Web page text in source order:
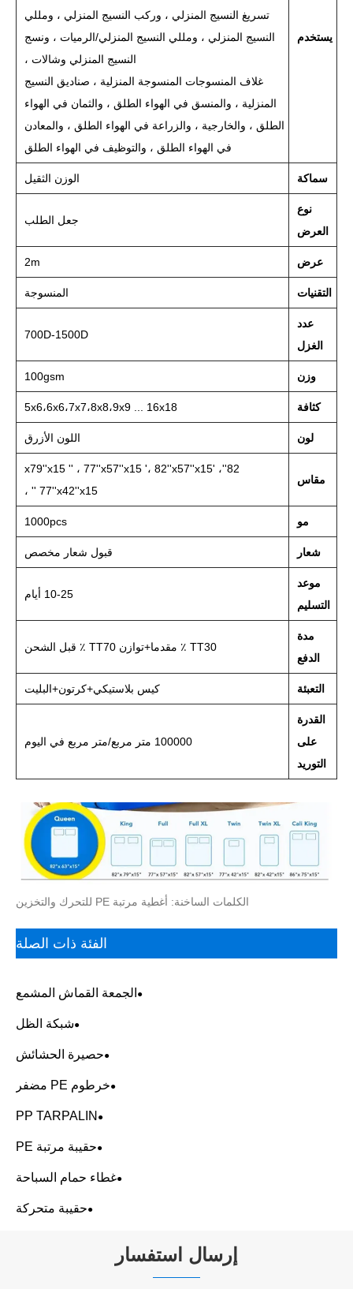
يستخدم
تسريغ النسيج المنزلي ، وركب النسيج المنزلي ، ومللي
النسيج المنزلي ، ومللي النسيج المنزلي/الرميات ، ونسج
النسيج المنزلي وشالات ،
غلاف المنسوجات المنسوجة المنزلية ، صناديق النسيج
المنزلية ، والمنسق في الهواء الطلق ، والثمان في الهواء
الطلق ، والخارجية ، والزراعة في الهواء الطلق ، والمعادن
في الهواء الطلق ، والتوظيف في الهواء الطلق
سماكة الوزن الثقيل
نوع
العرض
جعل الطلب
عرض 2m
التقنيات المنسوجة
عدد
الغزل
700D-1500D
وزن 100gsm
كثافة 5x6،6x6،7x7،8x8،9x9 ... 16x18
لون اللون الأزرق
مقاس
82''x79''x15 '' ، 77''x57''x15 '، 82''x57''x15' ،
77''x42''x15 '' ،
مو 1000pcs
شعار قبول شعار مخصص
موعد
التسليم
10-25 أيام
مدة
الدفع
TT30 ٪ مقدما+توازن TT70 ٪ قبل الشحن
التعبئة كيس بلاستيكي+كرتون+البليت
القدرة
على
التوريد
100000 متر مربع/متر مربع في اليوم
الكلمات الساخنة: أغطية مرتبة PE للتحرك والتخزين
الفئة ذات الصلة
الجمعة القماش المشمع
شبكة الظل
حصيرة الحشائش
خرطوم PE مضفر
PP TARPALIN
حقيبة مرتبة PE
غطاء حمام السباحة
حقيبة متحركة
إرسال استفسار